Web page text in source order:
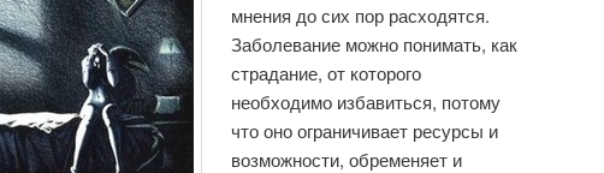
мнения до сих пор расходятся.
Заболевание можно понимать, как
страдание, от которого
необходимо избавиться, потому
что оно ограничивает ресурсы и
возможности, обременяет и